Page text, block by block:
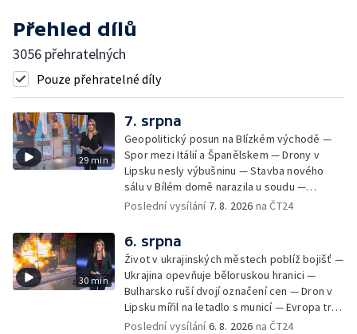
Přehled dílů
3056 přehratelných
Pouze přehratelné díly
29 min
7. srpna
Geopolitický posun na Blízkém východě —
Spor mezi Itálií a Španělskem — Drony v
Lipsku nesly výbušninu — Stavba nového
sálu v Bílém domě narazila u soudu —
Severní polokouli sužuje sucho —
Teror osadníků na Západním břehu —
Záchrana netopýrů v Itálii
Poslední vysílání 7. 8. 2026 na ČT24
30 min
6. srpna
Život v ukrajinských městech poblíž bojišť —
Ukrajina opevňuje běloruskou hranici —
Bulharsko ruší dvojí označení cen — Dron v
Lipsku mířil na letadlo s municí — Evropa trpí
nedostatkem srážek — Nové záběry erupcí
Poslední vysílání6. 8. 2026 na ČT24